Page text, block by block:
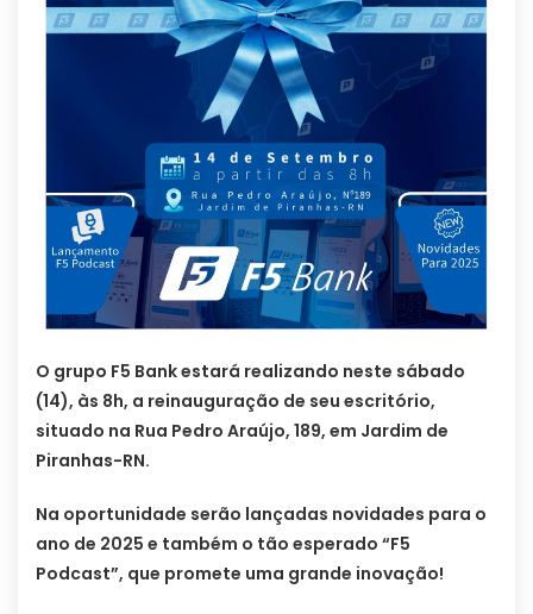
O grupo F5 Bank estará realizando neste sábado
(14), às 8h, a reinauguração de seu escritório,
situado na Rua Pedro Araújo, 189, em Jardim de
Piranhas-RN.
Na oportunidade serão lançadas novidades para o
ano de 2025 e também o tão esperado “F5
Podcast”, que promete uma grande inovação!